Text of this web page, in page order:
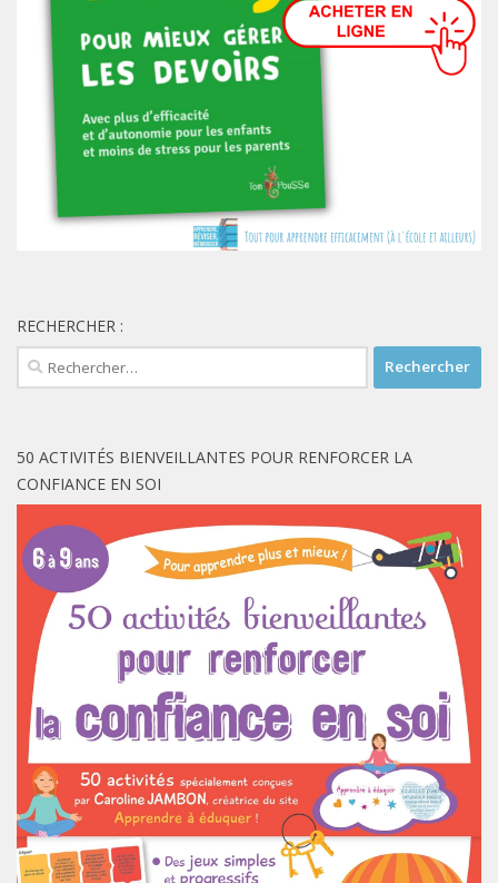
RECHERCHER :
Rechercher :
50 ACTIVITÉS BIENVEILLANTES POUR RENFORCER LA
CONFIANCE EN SOI